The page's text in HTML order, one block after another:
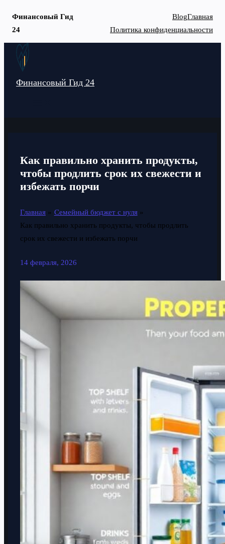
Финансовый Гид
24
BlogГлавная
Политика конфиденциальности
Перейти
Финансовый Гид 24
Как правильно хранить продукты,
чтобы продлить срок их свежести и
избежать порчи
Главная
Семейный бюджет с нуля
Как правильно хранить продукты, чтобы продлить
срок их свежести и избежать порчи
14 февраля, 2026